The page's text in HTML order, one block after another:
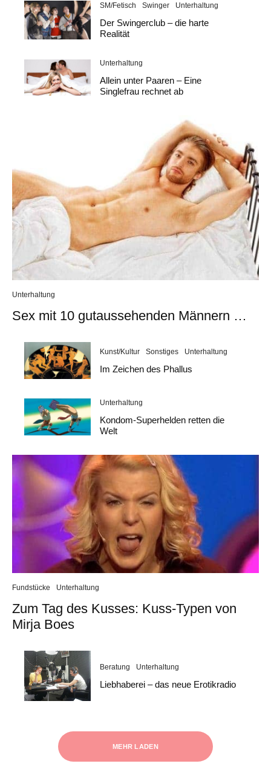
SM/Fetisch Swinger Unterhaltung
Der Swingerclub – die harte
Realität
Unterhaltung
Allein unter Paaren – Eine
Singlefrau rechnet ab
Unterhaltung
Sex mit 10 gutaussehenden Männern …
Kunst/Kultur Sonstiges Unterhaltung
Im Zeichen des Phallus
Unterhaltung
Kondom-Superhelden retten die
Welt
Fundstücke Unterhaltung
Zum Tag des Kusses: Kuss-Typen von
Mirja Boes
Beratung Unterhaltung
Liebhaberei – das neue Erotikradio
MEHR LADEN